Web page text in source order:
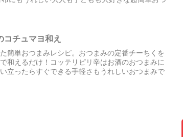
コチュマヨ和え
簡単おつまみレシピ。おつまみの定番チーちくを
和えるだけ！コッテリピリ辛はお酒のおつまみに
立ったらすぐできる手軽さもうれしいおつまみで